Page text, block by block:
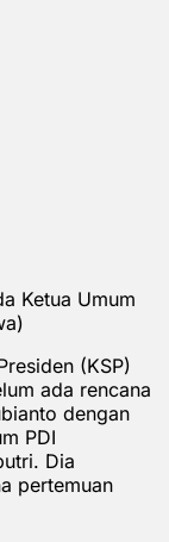
Ketua Umum
(KSP)
ada rencana
dengan
PDI
Dia
pertemuan